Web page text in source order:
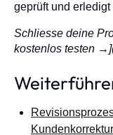
geprüft und erledigt
Schliesse deine
kostenlos testen